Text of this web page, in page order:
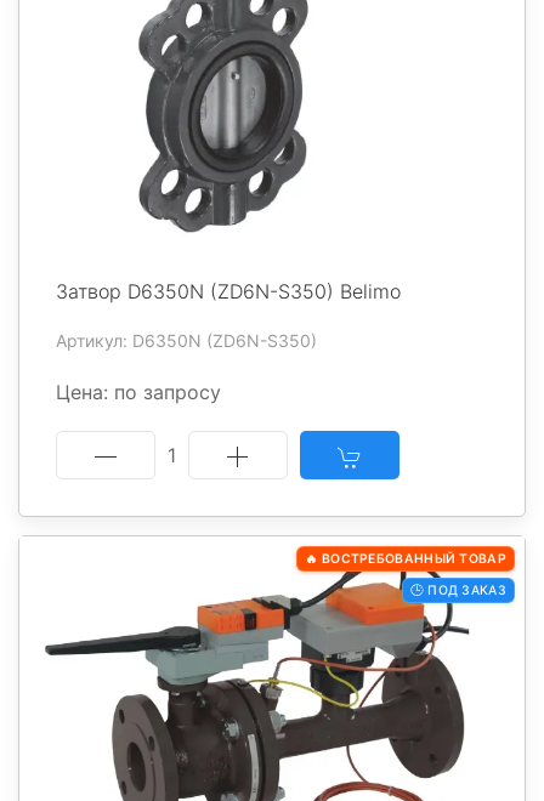
Затвор D6350N (ZD6N-S350) Belimo
Артикул: D6350N (ZD6N-S350)
Цена: по запросу
1
🔥 ВОСТРЕБОВАННЫЙ ТОВАР
🕒 ПОД ЗАКАЗ